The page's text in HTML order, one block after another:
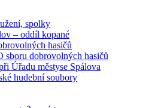
spolky
– oddíl kopané
hasičů
sboru dobrovolných hasičů
Úřadu městyse Spálova
hudební soubory